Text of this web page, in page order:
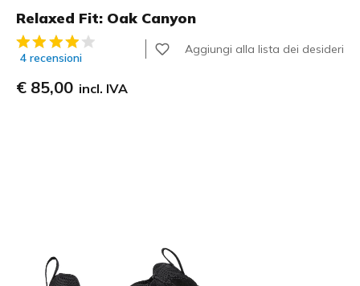
Relaxed Fit: Oak Canyon
Valutazione cliente 5 su 5
4 recensioni
Aggiungi alla lista dei desideri
€ 85,00 incl. IVA